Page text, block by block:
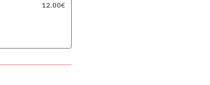
12.00€